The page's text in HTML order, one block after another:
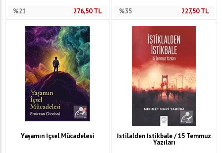
%21
276,50TL
%35
227,50TL
Yaşamın İçsel Mücadelesi İstilalden İstikbale / 15 Temmuz
Yazıları